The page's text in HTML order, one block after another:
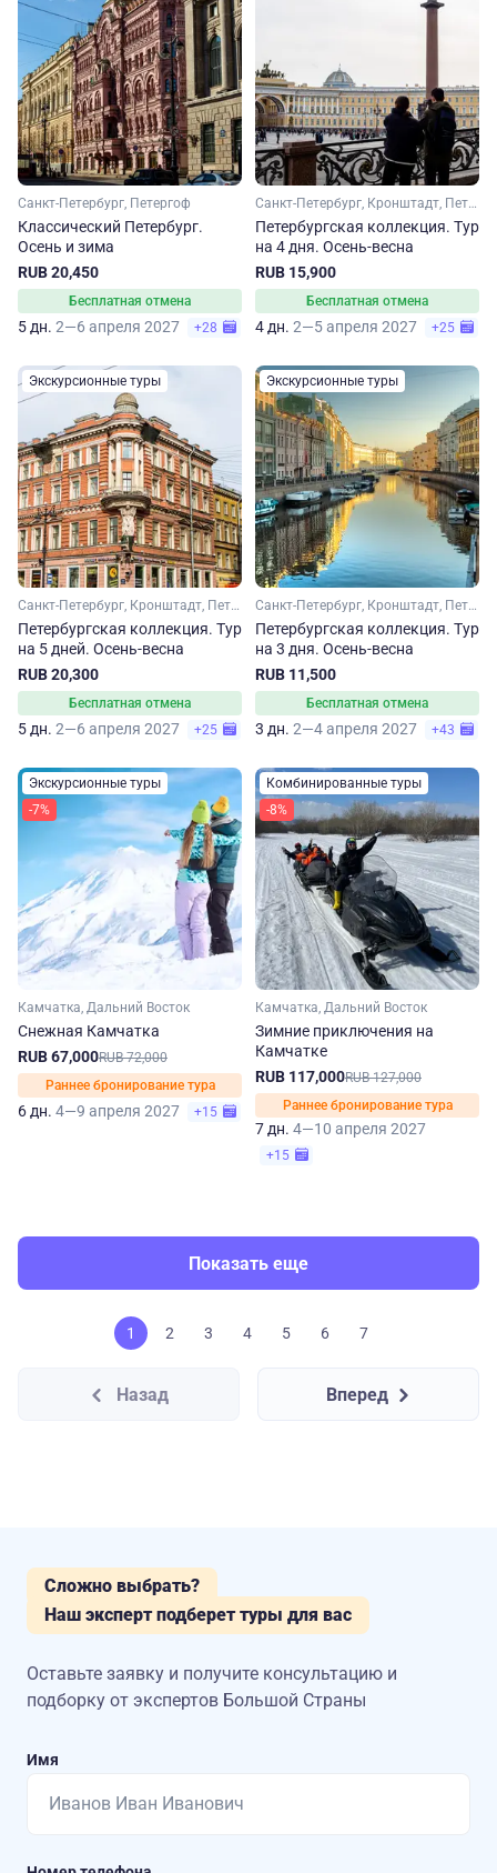
Санкт-Петербург, Петергоф
Классический Петербург.
Осень и зима
RUB 20,450
Бесплатная отмена
5 дн. 2—6 апреля 2027 +28
Санкт-Петербург, Кронштадт, Петергоф
Петербургская коллекция. Тур
на 4 дня. Осень-весна
RUB 15,900
Бесплатная отмена
4 дн. 2—5 апреля 2027 +25
Экскурсионные туры
Санкт-Петербург, Кронштадт, Петергоф
Петербургская коллекция. Тур
на 5 дней. Осень-весна
RUB 20,300
Бесплатная отмена
5 дн. 2—6 апреля 2027 +25
Экскурсионные туры
Санкт-Петербург, Кронштадт, Петергоф
Петербургская коллекция. Тур
на 3 дня. Осень-весна
RUB 11,500
Бесплатная отмена
3 дн. 2—4 апреля 2027 +43
Экскурсионные туры
-7%
Камчатка, Дальний Восток
Снежная Камчатка
RUB 67,000RUB 72,000
Раннее бронирование тура
6 дн. 4—9 апреля 2027 +15
Комбинированные туры
-8%
Камчатка, Дальний Восток
Зимние приключения на
Камчатке
RUB 117,000RUB 127,000
Раннее бронирование тура
7 дн. 4—10 апреля 2027
+15
Показать еще
1 2 3 4 5 6 7
Назад Вперед
Сложно выбрать?
Наш эксперт подберет туры для вас
Оставьте заявку и получите консультацию и
подборку от экспертов Большой Страны
Имя